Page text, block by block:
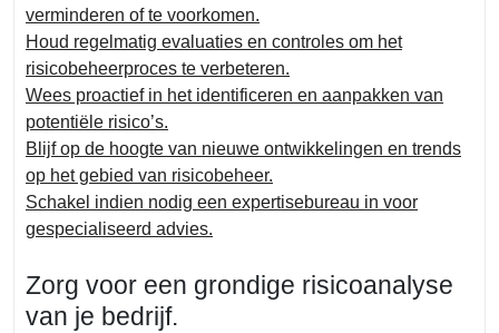
verminderen of te voorkomen.
Houd regelmatig evaluaties en controles om het
risicobeheerproces te verbeteren.
Wees proactief in het identificeren en aanpakken van
potentiële risico’s.
Blijf op de hoogte van nieuwe ontwikkelingen en trends
op het gebied van risicobeheer.
Schakel indien nodig een expertisebureau in voor
gespecialiseerd advies.
Zorg voor een grondige risicoanalyse
van je bedrijf.